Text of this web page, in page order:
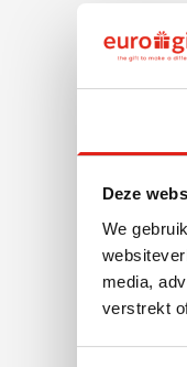
Deze
We
media,
verstrekt